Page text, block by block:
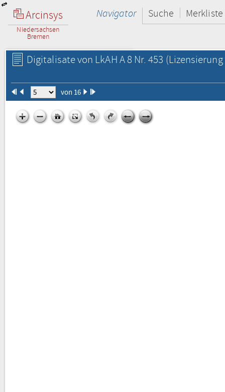
Arcinsys
Niedersachsen
Bremen
Navigator Suche Merkliste
Digitalisate von LkAH A 8 Nr. 453
von 16